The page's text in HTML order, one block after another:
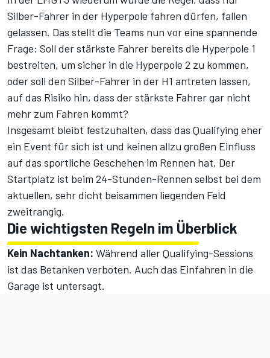
Silber-Fahrer in der Hyperpole fahren dürfen, fallen
gelassen. Das stellt die Teams nun vor eine spannende
Frage: Soll der stärkste Fahrer bereits die Hyperpole 1
bestreiten, um sicher in die Hyperpole 2 zu kommen,
oder soll den Silber-Fahrer in der H1 antreten lassen,
auf das Risiko hin, dass der stärkste Fahrer gar nicht
mehr zum Fahren kommt?
Insgesamt bleibt festzuhalten, dass das Qualifying eher
ein Event für sich ist und keinen allzu großen Einfluss
auf das sportliche Geschehen im Rennen hat. Der
Startplatz ist beim 24-Stunden-Rennen selbst bei dem
aktuellen, sehr dicht beisammen liegenden Feld
zweitrangig.
Die wichtigsten Regeln im Überblick
Kein Nachtanken: Während aller Qualifying-Sessions
ist das Betanken verboten. Auch das Einfahren in die
Garage ist untersagt.